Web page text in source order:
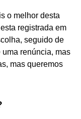
o melhor desta
registrada em
seguido de
uma renúncia, mas
mas queremos